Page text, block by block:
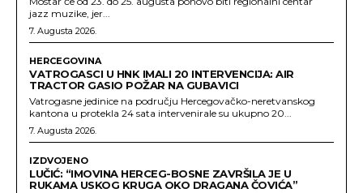
jazz muzike, jer...
7. Augusta 2026.
HERCEGOVINA
VATROGASCI U HNK IMALI 20 INTERVENCIJA: AIR
TRACTOR GASIO POŽAR NA GUBAVICI
Vatrogasne jedinice na području Hercegovačko-neretvanskog
kantona u protekla 24 sata intervenirale su ukupno 20...
7. Augusta 2026.
IZDVOJENO
LUČIĆ: “IMOVINA HERCEG-BOSNE ZAVRŠILA JE U
RUKAMA USKOG KRUGA OKO DRAGANA ČOVIĆA”